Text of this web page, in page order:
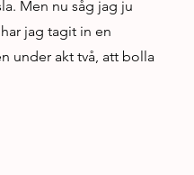
Men nu såg jag ju
jag tagit in en
under akt två, att bolla